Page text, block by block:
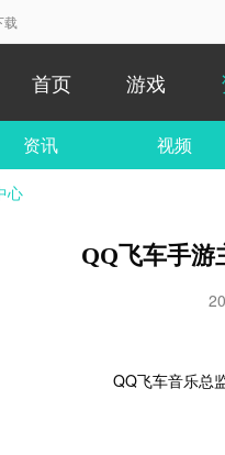
载
首页 游戏
资讯 视频
心
QQ飞车手游
QQ飞车音乐总